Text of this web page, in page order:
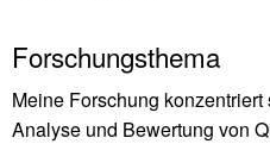
Forschungsthema
Meine Forschung
Analyse und Bewertung von